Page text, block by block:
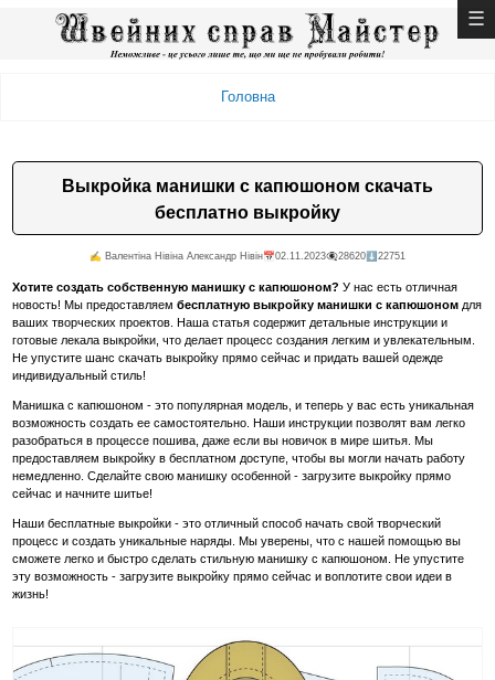
Головна
Выкройка манишки с капюшоном скачать
бесплатно выкройку
✍️ Валентiна Нiвiна Александр Нiвiн📅02.11.2023👁️‍🗨️28620 ⬇️22751
Хотите создать собственную манишку с капюшоном? У нас есть отличная
новость! Мы предоставляембесплатную выкройку манишки с капюшоном для
ваших творческих проектов. Наша статья содержит детальные инструкции и
готовые лекала выкройки, что делает процесс создания легким и увлекательным.
Не упустите шанс скачать выкройку прямо сейчас и придать вашей одежде
индивидуальный стиль!
Манишка с капюшоном - это популярная модель, и теперь у вас есть уникальная
возможность создать ее самостоятельно. Наши инструкции позволят вам легко
разобраться в процессе пошива, даже если вы новичок в мире шитья. Мы
предоставляем выкройку в бесплатном доступе, чтобы вы могли начать работу
немедленно. Сделайте свою манишку особенной - загрузите выкройку прямо
сейчас и начните шитье!
Наши бесплатные выкройки - это отличный способ начать свой творческий
процесс и создать уникальные наряды. Мы уверены, что с нашей помощью вы
сможете легко и быстро сделать стильную манишку с капюшоном. Не упустите
эту возможность - загрузите выкройку прямо сейчас и воплотите свои идеи в
жизнь!